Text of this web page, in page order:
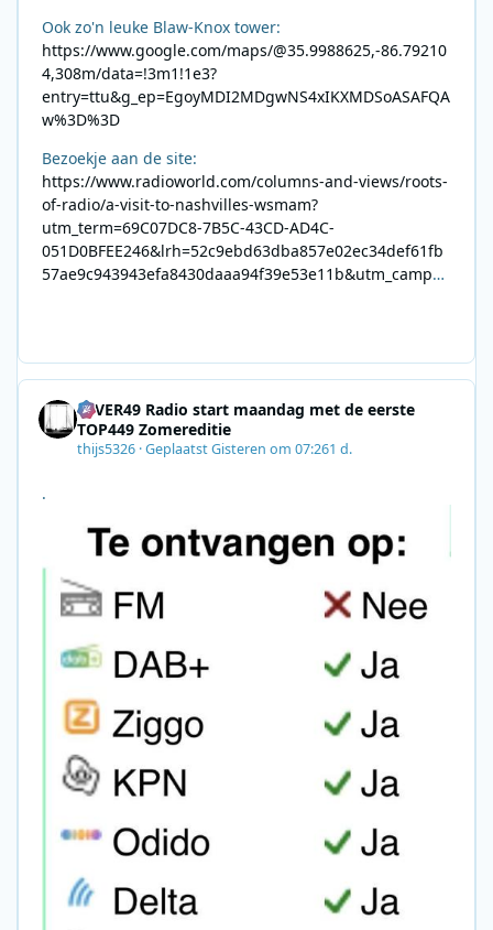
Ook zo'n leuke Blaw-Knox tower:
https://www.google.com/maps/@35.9988625,-86.79210
4,308m/data=!3m1!1e3?
entry=ttu&g_ep=EgoyMDI2MDgwNS4xIKXMDSoASAFQA
w%3D%3D
Bezoekje aan de site:
https://www.radioworld.com/columns-and-views/roots-
of-radio/a-visit-to-nashvilles-wsmam?
utm_term=69C07DC8-7B5C-43CD-AD4C-
051D0BFEE246&lrh=52c9ebd63dba857e02ec34def61fb
57ae9c943943efa8430daaa94f39e53e11b&utm_campai
8F09201A140D&utm_source=SmartBrief
4EVER49 Radio start maandag met de eerste
TOP449 Zomereditie
thijs5326 ·GeplaatstGisteren om 07:261 d.
.